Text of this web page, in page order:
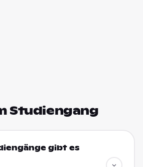
Studiengang
gibt es